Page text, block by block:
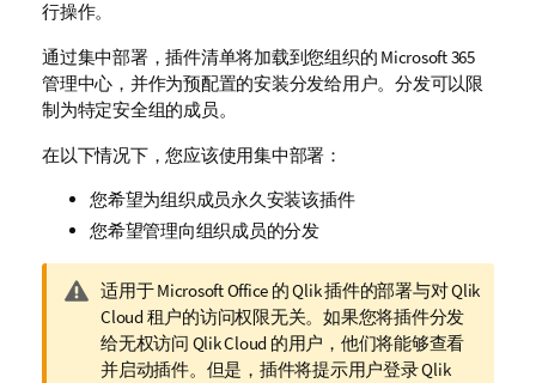
行操作。
通过集中部署，插件清单将加载到您组织的 Microsoft 365
管理中心，并作为预配置的安装分发给用户。分发可以限
制为特定安全组的成员。
在以下情况下，您应该使用集中部署：
您希望为组织成员永久安装该插件
您希望管理向组织成员的分发
警
告
注
释
适用于Microsoft Office 的Qlik插件的部署与对Qlik
Cloud 租户的访问权限无关。如果您将插件分发
给无权访问 Qlik Cloud 的用户，他们将能够查看
并启动插件。但是，插件将提示用户登录Qlik